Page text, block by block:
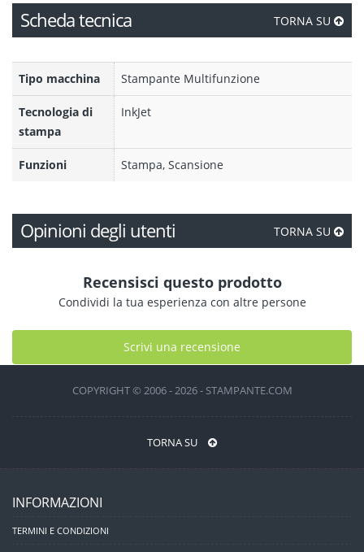
Scheda tecnica TORNA SU
Tipo macchina Stampante Multifunzione
Tecnologia di
stampa
InkJet
Funzioni Stampa, Scansione
Opinioni degli utenti TORNA SU
Recensisci questo prodotto
Condividi la tua esperienza con altre persone
Scrivi una recensione
COPYRIGHT © 2006 - 2026 - STAMPANTE.COM
TORNA SU
INFORMAZIONI
TERMINI E CONDIZIONI